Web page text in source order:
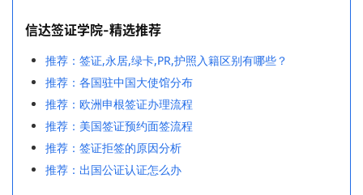
信达签证学院-精选推荐
推荐：签证,永居,绿卡,PR,护照入籍区别有哪些？
推荐：各国驻中国大使馆分布
推荐：欧洲申根签证办理流程
推荐：美国签证预约面签流程
推荐：签证拒签的原因分析
推荐：出国公证认证怎么办